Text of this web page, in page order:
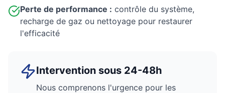
Perte de performance : contrôle du système,
recharge de gaz ou nettoyage pour restaurer
l'efficacité
Intervention sous 24-48h
Nous comprenons l'urgence pour les